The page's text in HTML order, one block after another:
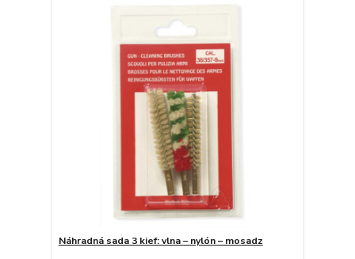
Náhradná sada 3 kief: vlna – nylón – mosadz